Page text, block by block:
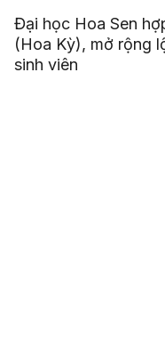
Đại học Hoa Sen
(Hoa Kỳ), mở rộng
sinh viên